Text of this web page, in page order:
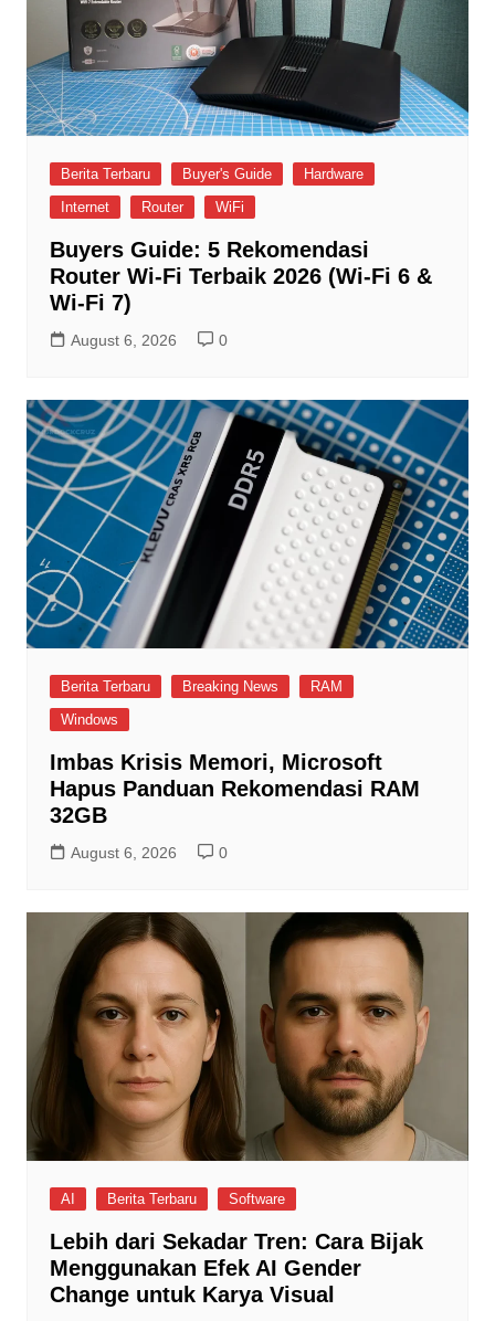
Berita Terbaru Buyer's Guide
Hardware
Internet
Router WiFi
Buyers Guide: 5 Rekomendasi
Router Wi-Fi Terbaik 2026 (Wi-Fi 6 &
Wi-Fi 7)
August 6, 2026 0
Berita Terbaru Breaking News
RAM
Windows
Imbas Krisis Memori, Microsoft
Hapus Panduan Rekomendasi RAM
32GB
August 6, 2026 0
AI Berita Terbaru Software
Lebih dari Sekadar Tren: Cara Bijak
Menggunakan Efek AI Gender
Change untuk Karya Visual